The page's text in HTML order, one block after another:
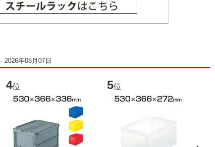
2026年08月07日
4位 5位